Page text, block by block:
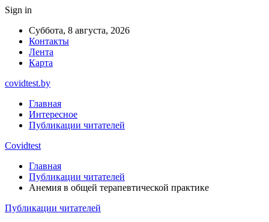
Sign in
Суббота, 8 августа, 2026
Контакты
Лента
Карта
covidtest.by
Главная
Интересное
Публикации читателей
Covidtest
Главная
Публикации читателей
Анемия в общей терапевтической практике
Публикации читателей